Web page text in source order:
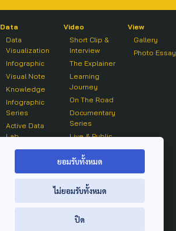
Data
Data
Visualization
Infographic
Visual Note
Knowledge
Infographic
Series
Active Data
Lab
Video
Short Clip &
Interview
The Explainer
Learning
Journey
On The Road
Documentary
Series
Live & Public
On air Clip
View
Gallery
Photo Essay
ยอมรับทั้งหมด
ไม่ยอมรับทั้งหมด
ปิด